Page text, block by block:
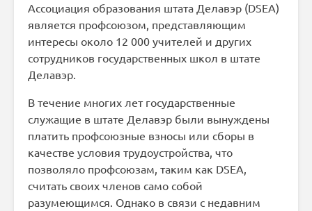
Ассоциация образования штата Делавэр (DSEA)
является профсоюзом, представляющим
интересы около 12 000 учителей и других
сотрудников государственных школ в штате
Делавэр.
В течение многих лет государственные
служащие в штате Делавэр были вынуждены
платить профсоюзные взносы или сборы в
качестве условия трудоустройства, что
позволяло профсоюзам, таким как DSEA,
считать своих членов само собой
разумеющимся. Однако в связи с недавним